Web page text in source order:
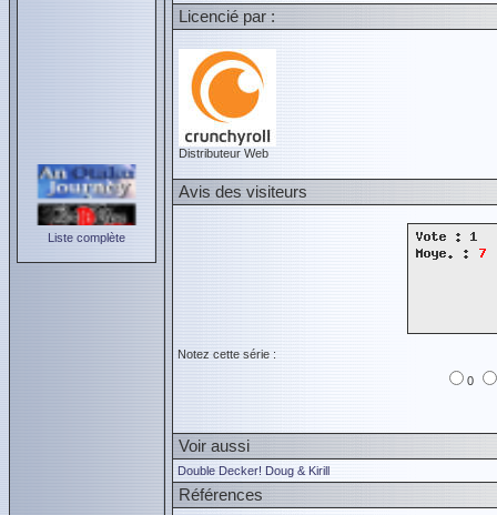
Liste complète
Licencié par :
Distributeur Web
Avis des visiteurs
Notez cette série :
0
Voir aussi
Double Decker! Doug & Kirill
Références